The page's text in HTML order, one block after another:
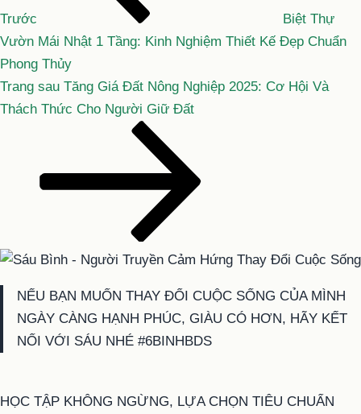
viết
Trước
Biệt Thự
Vườn Mái Nhật 1 Tầng: Kinh Nghiệm Thiết Kế Đẹp Chuẩn
Phong Thủy
Bài
tiếp
Trang sau Tăng Giá Đất Nông Nghiệp 2025: Cơ Hội Và
Thách Thức Cho Người Giữ Đất
NẾU BẠN MUỐN THAY ĐỔI CUỘC SỐNG CỦA MÌNH
NGÀY CÀNG HẠNH PHÚC, GIÀU CÓ HƠN, HÃY KẾT
NỐI VỚI SÁU NHÉ #6BINHBDS
HỌC TẬP KHÔNG NGỪNG, LỰA CHỌN TIÊU CHUẨN